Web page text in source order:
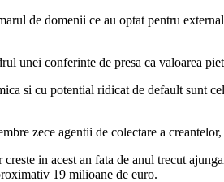
de domenii ce au optat pentru
unei conferinte de presa ca valoarea
si cu potential ridicat de default
zece agentii de colectare a
in acest an fata de anul trecut
19 milioane de euro.